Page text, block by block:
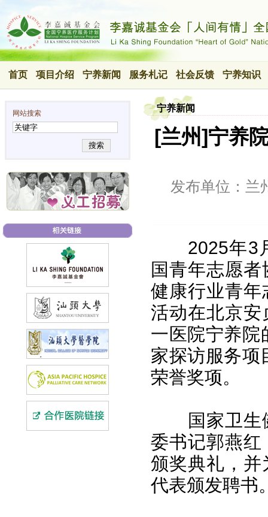
首页 项目介绍 宁养新闻 服务札记 社会反馈 宁养知识
网站搜索
搜索
宁养新闻
[兰州]宁养
发布单位：兰
2025年3
国青年志愿
健康行业青
活动在北京
一医院宁养
家探访服务项
荣誉奖项。
国家卫
委书记郭燕
颁奖典礼，
代表颁发聘书